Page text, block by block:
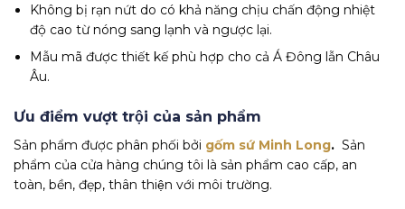
Không bị rạn nứt do có khả năng chịu chấn động nhiệt
độ cao từ nóng sang lạnh và ngược lại.
Mẫu mã được thiết kế phù hợp cho cả Á Đông lẫn Châu
Âu.
Ưu điểm vượt trội của sản phẩm
Sản phẩm được phân phối bởi gốm sứ Minh Long. Sản
phẩm của cửa hàng chúng tôi là sản phẩm cao cấp, an
toàn, bền, đẹp, thân thiện với môi trường.